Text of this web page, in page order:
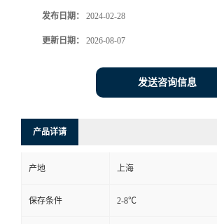
发布日期： 2024-02-28
更新日期： 2026-08-07
发送咨询信息
产品详请
产地 上海
保存条件 2-8℃